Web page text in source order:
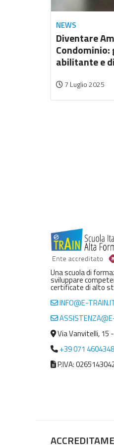
NEWS
Diventare
abilitante e
7 Luglio 2025
Una scuola di
sviluppare
certificate di alto
INFO@E-
Via Vanvitelli, 15
+39 071 4604348
P.IVA: